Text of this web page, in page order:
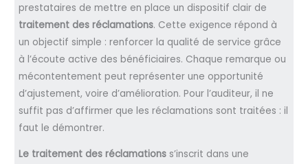
prestataires de mettre en place un dispositif clair de
traitement des réclamations. Cette exigence répond à
un objectif simple : renforcer la qualité de service grâce
à l’écoute active des bénéficiaires. Chaque remarque ou
mécontentement peut représenter une opportunité
d’ajustement, voire d’amélioration. Pour l’auditeur, il ne
suffit pas d’affirmer que les réclamations sont traitées : il
faut le démontrer.
Le traitement des réclamations s’inscrit dans une